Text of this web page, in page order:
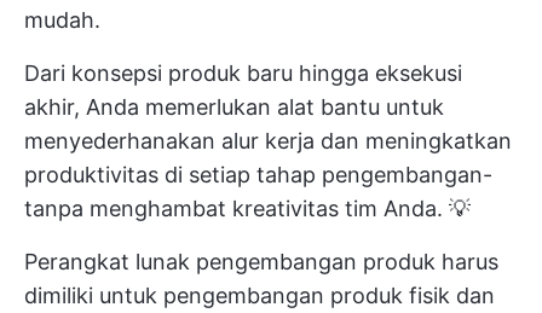
mudah.
Dari konsepsi produk baru hingga eksekusi
akhir, Anda memerlukan alat bantu untuk
menyederhanakan alur kerja dan meningkatkan
produktivitas di setiap tahap pengembangan-
tanpa menghambat kreativitas tim Anda. 💡
Perangkat lunak pengembangan produk harus
dimiliki untuk pengembangan produk fisik dan